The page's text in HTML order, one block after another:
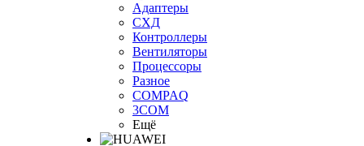
Адаптеры
СХД
Контроллеры
Вентиляторы
Процессоры
Разное
COMPAQ
3COM
Ещё